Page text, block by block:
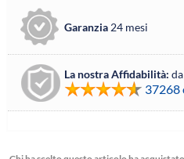
Garanzia 24 mesi
La nostra Affidabilità:
37268